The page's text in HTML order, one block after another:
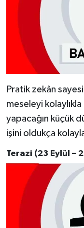
Pratik zekân
meseleyi
yapacağın küçük
işini oldukça
Terazi (23 Eylül –